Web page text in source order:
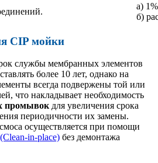
а)
б)
CIP мойки
службы мембранных элементов
более 10 лет, однако на
всегда подвержены той или
что накладывает необходимость
промывок для увеличения срока
периодичности их замены.
осуществляется при помощи
in-place) без демонтажа